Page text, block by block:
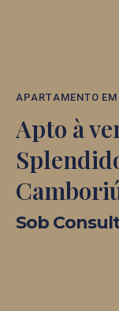
APARTAMENTO EM
Apto à
Sob